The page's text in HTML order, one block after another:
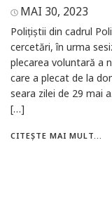
MAI 30, 2023
Polițiștii din cadrul
cercetări, în urma
plecarea voluntară a
care a plecat de la
seara zilei de 29 mai
[…]
CITEȘTE MAI MULT...